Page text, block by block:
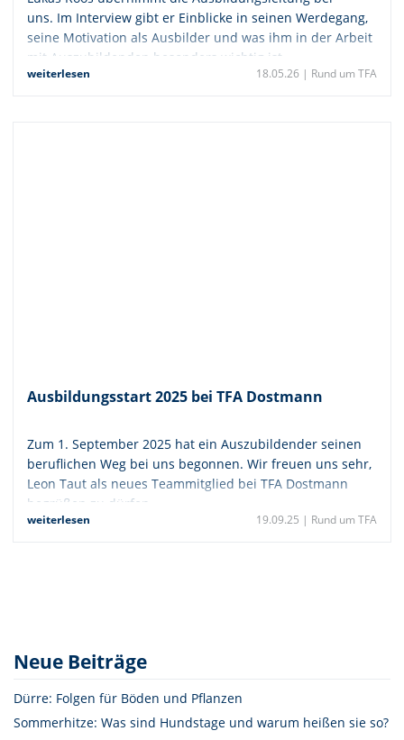
uns. Im Interview gibt er Einblicke in seinen Werdegang,
seine Motivation als Ausbilder und was ihm in der Arbeit
mit Auszubildenden besonders wichtig ist.
weiterlesen 18.05.26 | Rund um TFA
Ausbildungsstart 2025 bei TFA Dostmann
Zum 1. September 2025 hat ein Auszubildender seinen
beruflichen Weg bei uns begonnen. Wir freuen uns sehr,
Leon Taut als neues Teammitglied bei TFA Dostmann
begrüßen zu dürfen.
weiterlesen 19.09.25 | Rund um TFA
Neue Beiträge
Dürre: Folgen für Böden und Pflanzen
Sommerhitze: Was sind Hundstage und warum heißen sie so?